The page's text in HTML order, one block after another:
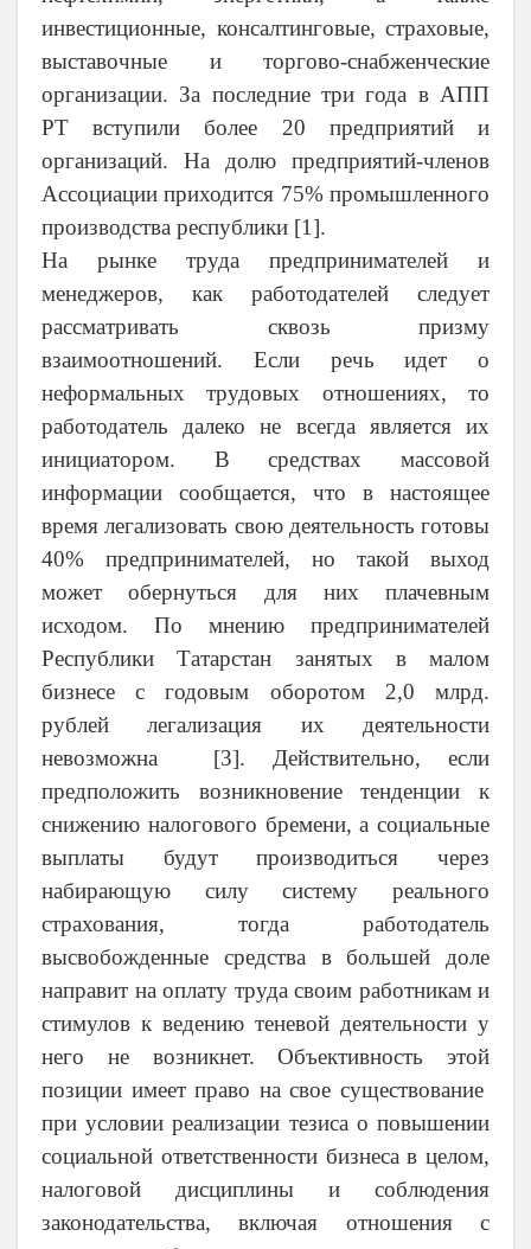
инвестиционные, консалтинговые, страховые,
выставочные и торгово-снабженческие
организации. За последние три года в АПП
РТ вступили более 20 предприятий и
организаций. На долю предприятий-членов
Ассоциации приходится 75% промышленного
производства республики [1].
На рынке труда предпринимателей и
менеджеров, как работодателей следует
рассматривать сквозь призму
взаимоотношений. Если речь идет о
неформальных трудовых отношениях, то
работодатель далеко не всегда является их
инициатором. В средствах массовой
информации сообщается, что в настоящее
время легализовать свою деятельность готовы
40% предпринимателей, но такой выход
может обернуться для них плачевным
исходом. По мнению предпринимателей
Республики Татарстан занятых в малом
бизнесе с годовым оборотом 2,0 млрд.
рублей легализация их деятельности
невозможна [3]. Действительно, если
предположить возникновение тенденции к
снижению налогового бремени, а социальные
выплаты будут производиться через
набирающую силу систему реального
страхования, тогда работодатель
высвобожденные средства в большей доле
направит на оплату труда своим работникам и
стимулов к ведению теневой деятельности у
него не возникнет. Объективность этой
позиции имеет право на свое существование
при условии реализации тезиса о повышении
социальной ответственности бизнеса в целом,
налоговой дисциплины и соблюдения
законодательства, включая отношения с